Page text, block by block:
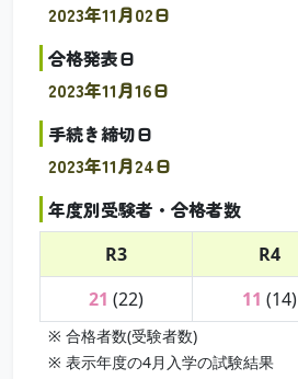
2023年11月02日
合格発表日
2023年11月16日
手続き締切日
2023年11月24日
年度別受験者・合格者数
R3 R4
21 (22) 11 (14)
※ 合格者数(受験者数)
※ 表示年度の4月入学の試験結果